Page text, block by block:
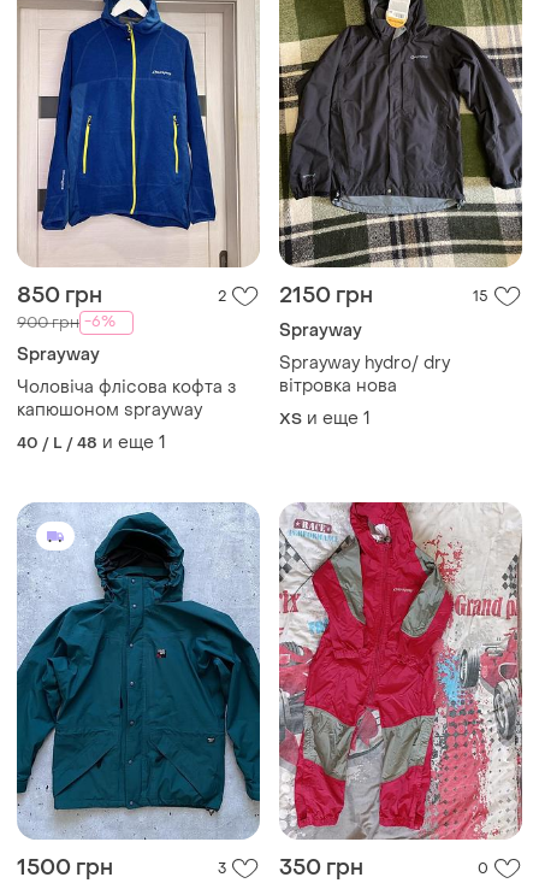
850 грн 2
900 грн -6%
Sprayway
Чоловіча флісова кофта з
капюшоном sprayway
40 / L / 48 и еще 1
2150 грн 15
Sprayway
Sprayway hydro/ dry
вітровка нова
XS и еще 1
1500 грн 3 350 грн 0